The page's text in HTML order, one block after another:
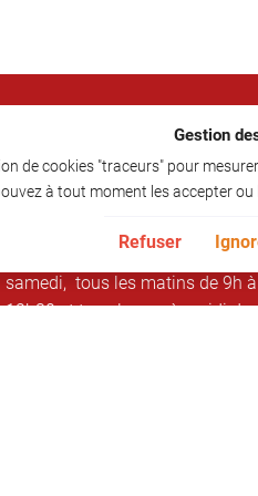
Horaires d'ouverture :
Le restaurant est ouvert pour
déjeuner de 12h à 13h30 du
L'épicerie est ouverte du lundi au
samedi, tous les matins de 9h à
12h30 et tous les après-midi de
Gestion
de cookies "traceurs" pour
à tout moment les accepter ou
Refuser